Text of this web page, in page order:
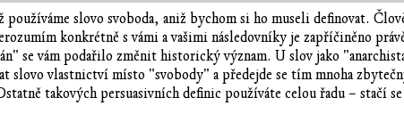
slovo svoboda, aniž bychom si ho museli definovat.
konkrétně s vámi a vašimi následovníky je zapříčiněno
se vám podařilo změnit historický význam. U slov jako
slovo vlastnictví místo "svobody" a předejde se tím mnoha
takových persuasivních definic používáte celou řadu – stačí